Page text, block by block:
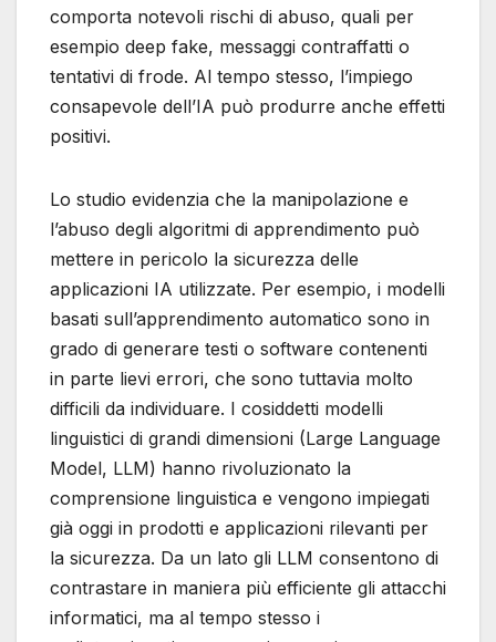
comporta notevoli rischi di abuso, quali per
esempio deep fake, messaggi contraffatti o
tentativi di frode. Al tempo stesso, l’impiego
consapevole dell’IA può produrre anche effetti
positivi.
Lo studio evidenzia che la manipolazione e
l’abuso degli algoritmi di apprendimento può
mettere in pericolo la sicurezza delle
applicazioni IA utilizzate. Per esempio, i modelli
basati sull’apprendimento automatico sono in
grado di generare testi o software contenenti
in parte lievi errori, che sono tuttavia molto
difficili da individuare. I cosiddetti modelli
linguistici di grandi dimensioni (Large Language
Model, LLM) hanno rivoluzionato la
comprensione linguistica e vengono impiegati
già oggi in prodotti e applicazioni rilevanti per
la sicurezza. Da un lato gli LLM consentono di
contrastare in maniera più efficiente gli attacchi
informatici, ma al tempo stesso i